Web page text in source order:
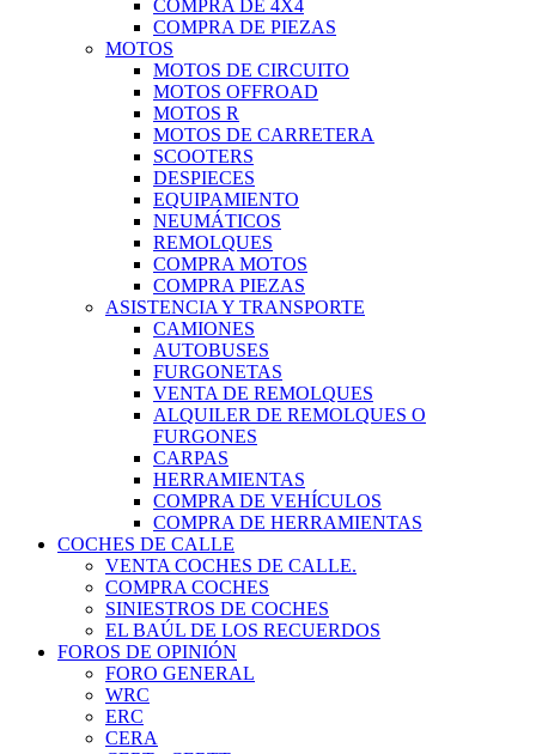
COMPRA DE 4X4
COMPRA DE PIEZAS
MOTOS
MOTOS DE CIRCUITO
MOTOS OFFROAD
MOTOS R
MOTOS DE CARRETERA
SCOOTERS
DESPIECES
EQUIPAMIENTO
NEUMÁTICOS
REMOLQUES
COMPRA MOTOS
COMPRA PIEZAS
ASISTENCIA Y TRANSPORTE
CAMIONES
AUTOBUSES
FURGONETAS
VENTA DE REMOLQUES
ALQUILER DE REMOLQUES O
FURGONES
CARPAS
HERRAMIENTAS
COMPRA DE VEHÍCULOS
COMPRA DE HERRAMIENTAS
COCHES DE CALLE
VENTA COCHES DE CALLE.
COMPRA COCHES
SINIESTROS DE COCHES
EL BAÚL DE LOS RECUERDOS
FOROS DE OPINIÓN
FORO GENERAL
WRC
ERC
CERA